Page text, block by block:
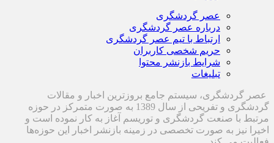
عصر گردشگری
درباره عصر گردشگری
ارتباط با تیم عصر گردشگری
حریم شخصی کاربران
شرایط بازنشر محتوا
تبلیغات
عصر گردشگری، سیستم جامع بروزترین اخبار و مقالات
گردشگری و تفریحی از سال 1389 به صورت متمرکز در حوزه
مرتبط با صنعت گردشگری و توریسم آغاز به کار نموده است و
اخیرا نیز به صورت تخصصی در زمینه بازنشر اخبار این حوزه‌ها